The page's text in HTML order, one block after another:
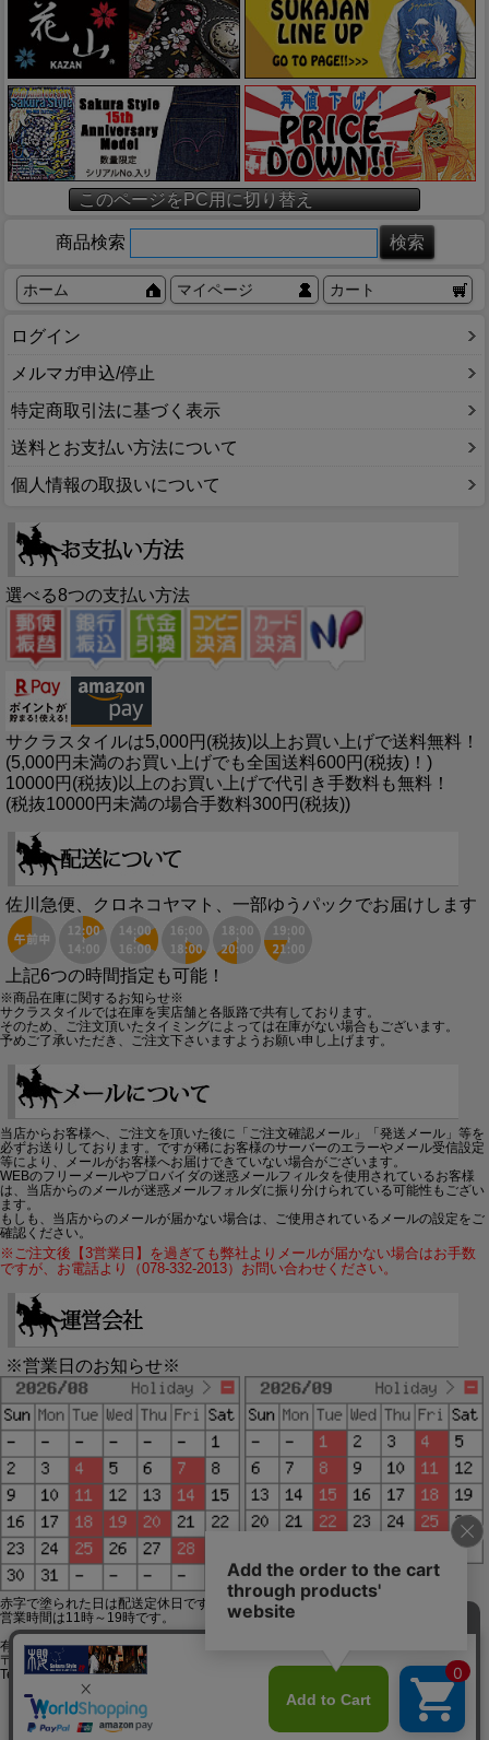
このページをPC用に切り替え
商品検索
ホーム マイページ カート
ログイン
メルマガ申込/停止
特定商取引法に基づく表示
送料とお支払い方法について
個人情報の取扱いについて
選べる8つの支払い方法
サクラスタイルは5,000円(税抜)以上お買い上げで送料無料！
(5,000円未満のお買い上げでも全国送料600円(税抜)！)
10000円(税抜)以上のお買い上げで代引き手数料も無料！
(税抜10000円未満の場合手数料300円(税抜))
佐川急便、クロネコヤマト、一部ゆうパックでお届けします
上記6つの時間指定も可能！
※商品在庫に関するお知らせ※
サクラスタイルでは在庫を実店舗と各販路で共有しております。
そのため、ご注文頂いたタイミングによっては在庫がない場合もございます。
予めご了承いただき、ご注文下さいますようお願い申し上げます。
当店からお客様へ、ご注文を頂いた後に「ご注文確認メール」「発送メール」等を
必ずお送りしております。ですが稀にお客様のサーバーのエラーやメール受信設定
等により、メールがお客様へお届けできていない場合がございます。
WEBのフリーメールやプロバイダの迷惑メールフィルタを使用されているお客様
は、当店からのメールが迷惑メールフォルダに振り分けられている可能性もござい
ます。
もしも、当店からのメールが届かない場合は、ご使用されているメールの設定をご
確認ください。
※ご注文後【3営業日】を過ぎても弊社よりメールが届かない場合はお手数
ですが、お電話より（078-332-2013）お問い合わせください。
※営業日のお知らせ※
赤字で塗られた日は配送定休日です。
営業時間は11時～19時です。
有限会社ジップジップ SakuraStyle通販事業部
〒650-0021 神戸市中央区三宮町3-9-19イトウビル1,4F
Tel:078-332-2013 FAX:078-333-6644